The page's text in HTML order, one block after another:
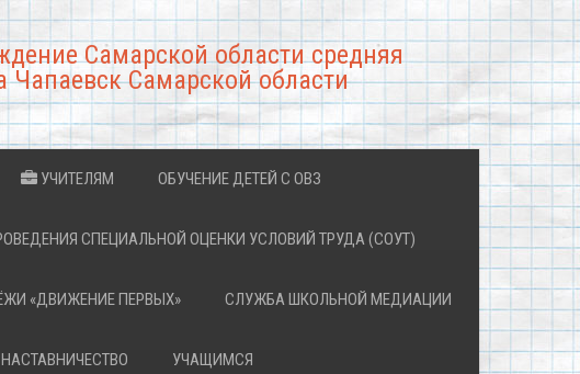
Самарской области средняя
Чапаевск Самарской области
УЧИТЕЛЯМ ОБУЧЕНИЕ ДЕТЕЙ С ОВЗ
СПЕЦИАЛЬНОЙ ОЦЕНКИ УСЛОВИЙ ТРУДА (СОУТ)
«ДВИЖЕНИЕ ПЕРВЫХ» СЛУЖБА ШКОЛЬНОЙ МЕДИАЦИИ
НАСТАВНИЧЕСТВО УЧАЩИМСЯ